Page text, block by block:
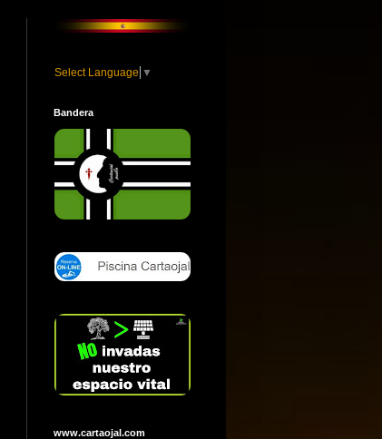
Select Language ▼
Bandera
www.cartaojal.com